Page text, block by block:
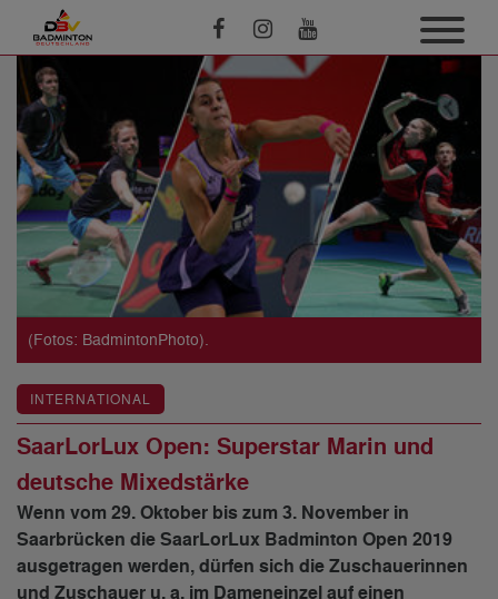
(Fotos: BadmintonPhoto).
INTERNATIONAL
SaarLorLux Open: Superstar Marin und
deutsche Mixedstärke
Wenn vom 29. Oktober bis zum 3. November in
Saarbrücken die SaarLorLux Badminton Open 2019
ausgetragen werden, dürfen sich die Zuschauerinnen
und Zuschauer u. a. im Dameneinzel auf einen